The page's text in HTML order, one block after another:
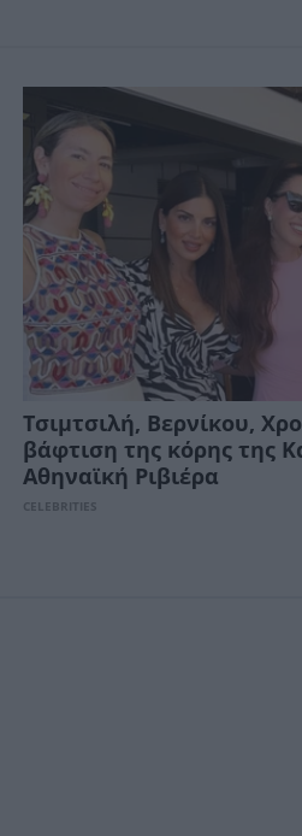
Τσιμτσιλή, Βερνίκου,
βάφτιση της κόρης της
Αθηναϊκή Ριβιέρα
CELEBRITIES